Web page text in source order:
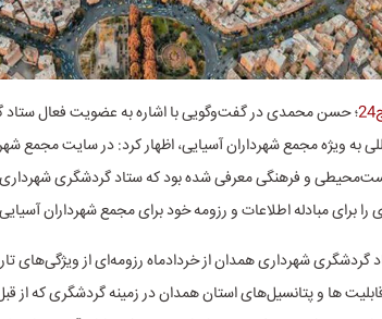
؛ حسن محمدی در گفت‌وگویی با اشاره به عضویت فعال
به ویژه مجمع شهرداران آسیایی، اظهار کرد: در سایت مجمع
و فرهنگی معرفی شده بود که ستاد گردشگری شهرداری
برای مبادله اطلاعات و رزومه خود برای مجمع شهرداران
گردشگری شهرداری همدان از خردادماه رزومه‌ای از ویژگی‌های
‌ها و پتانسیل‌های استان همدان در زمینه گردشگری که از